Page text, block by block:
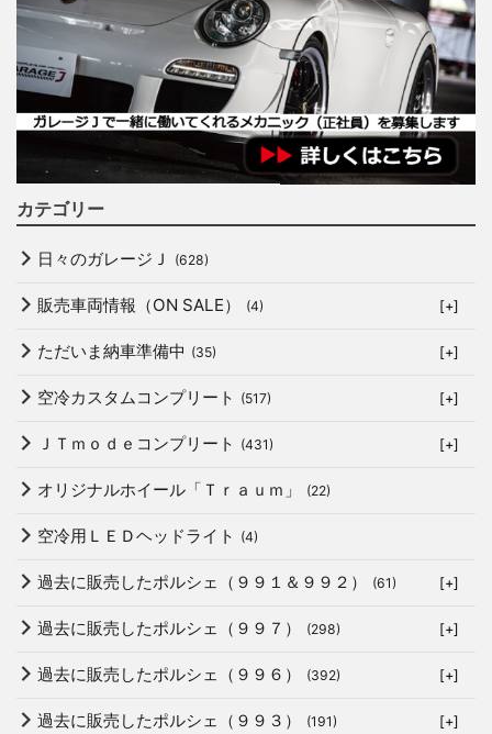
カテゴリー
日々のガレージＪ (628)
販売車両情報（ON SALE） (4) [+]
ただいま納車準備中 (35) [+]
空冷カスタムコンプリート (517) [+]
ＪＴｍｏｄｅコンプリート (431) [+]
オリジナルホイール「Ｔｒａｕｍ」 (22)
空冷用ＬＥＤヘッドライト (4)
過去に販売したポルシェ（９９１＆９９２） (61) [+]
過去に販売したポルシェ（９９７） (298) [+]
過去に販売したポルシェ（９９６） (392) [+]
過去に販売したポルシェ（９９３） (191) [+]